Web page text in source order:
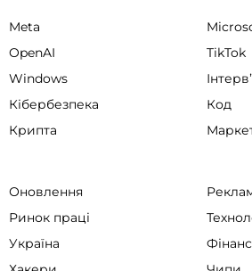
Meta
OpenAI
TikTok
Windows
Кібербезпека
Код
Крипта
Оновлення
Ринок праці
Україна